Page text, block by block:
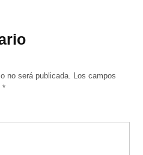
no será publicada. Los campos
*